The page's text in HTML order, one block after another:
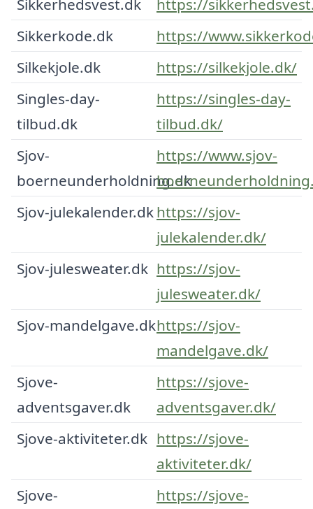
Sikkerhedsvest.dk
https://
Sikkerkode.dk
https://
Silkekjole.dk
https://silkekjole.dk/
Singles-day-
tilbud.dk
https://singles-day-
tilbud.dk/
Sjov-
boerneunderholdning.dk
https://www.sjov-
Sjov-julekalender.dkhttps://sjov-
julekalender.dk/
Sjov-julesweater.dk https://sjov-
julesweater.dk/
Sjov-mandelgave.dkhttps://sjov-
mandelgave.dk/
Sjove-
adventsgaver.dk
https://sjove-
adventsgaver.dk/
Sjove-aktiviteter.dk https://sjove-
aktiviteter.dk/
Sjove-
https://sjove-